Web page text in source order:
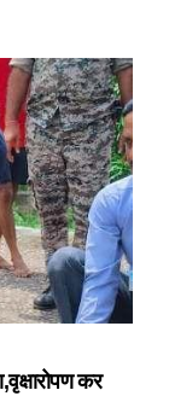
कर